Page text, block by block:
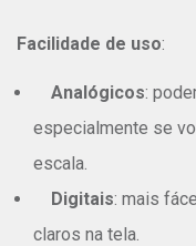
Facilidade de uso:
Analógicos:
especialmente se
escala.
Digitais: mais
claros na tela.